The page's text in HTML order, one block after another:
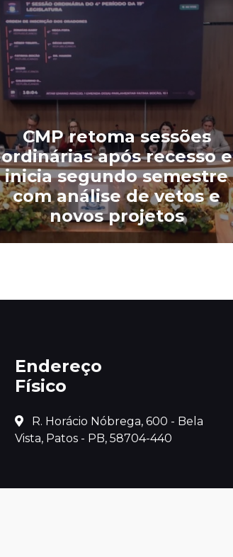
CMP retoma sessões
ordinárias após recesso e
inicia segundo semestre
com análise de vetos e
novos projetos
Endereço
Físico
R. Horácio Nóbrega, 600 - Bela
Vista, Patos - PB, 58704-440